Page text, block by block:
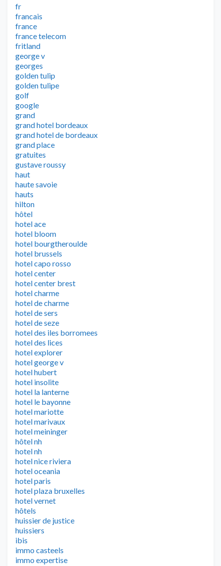
fr
francais
france
france telecom
fritland
george v
georges
golden tulip
golden tulipe
golf
google
grand
grand hotel bordeaux
grand hotel de bordeaux
grand place
gratuites
gustave roussy
haut
haute savoie
hauts
hilton
hôtel
hotel ace
hotel bloom
hotel bourgtheroulde
hotel brussels
hotel capo rosso
hotel center
hotel center brest
hotel charme
hotel de charme
hotel de sers
hotel de seze
hotel des iles borromees
hotel des lices
hotel explorer
hotel george v
hotel hubert
hotel insolite
hotel la lanterne
hotel le bayonne
hotel mariotte
hotel marivaux
hotel meininger
hôtel nh
hotel nh
hotel nice riviera
hotel oceania
hotel paris
hotel plaza bruxelles
hotel vernet
hôtels
huissier de justice
huissiers
ibis
immo casteels
immo expertise